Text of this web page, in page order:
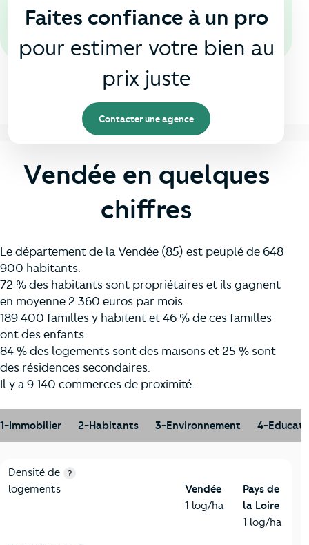
Faites confiance à un pro
pour estimer votre bien au
prix juste
Contacter une agence
Vendée en quelques
chiffres
Le département de la Vendée (85) est peuplé de 648
900 habitants.
72 % des habitants sont propriétaires et ils gagnent
en moyenne 2 360 euros par mois.
189 400 familles y habitent et 46 % de ces familles
ont des enfants.
84 % des logements sont des maisons et 25 % sont
des résidences secondaires.
Il y a 9 140 commerces de proximité.
1-Immobilier 2-Habitants 3-Environnement 4-
1-Immobilier
Critères Vendée
Densité de
logements
?
Vendée
1 log/ha
Pays de
la Loire
1 log/ha